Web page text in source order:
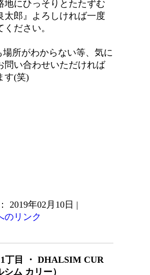
地にひっそりとたたずむ
太郎』よろしければ一度
ださい。
所がわからない等、気に
問い合わせいただければ
す(笑)
2019年02月10日 |
のリンク
丁目 ・ DHALSIM CUR
ム カリー）